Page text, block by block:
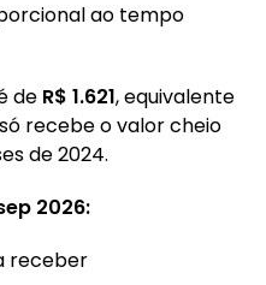
ao tempo
de R$ 1.621, equivalente
recebe o valor cheio
de 2024.
2026:
receber